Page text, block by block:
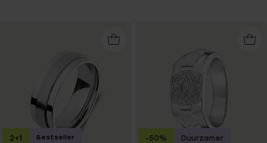
2+1 Bestseller -50% Duurzamer